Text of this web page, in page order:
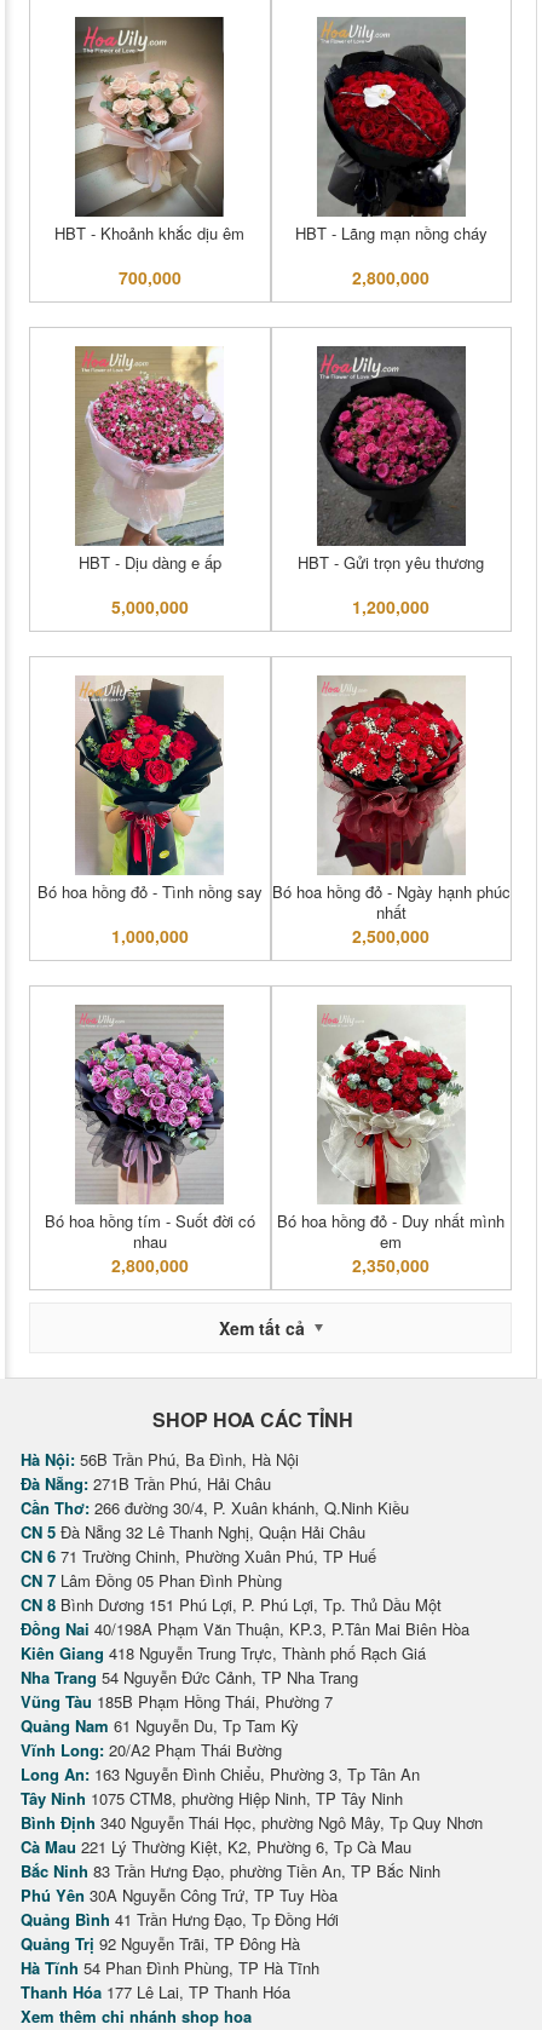
HBT - Khoảnh khắc dịu êm
700,000
HBT - Lãng mạn nồng cháy
2,800,000
HBT - Dịu dàng e ấp
5,000,000
HBT - Gửi trọn yêu thương
1,200,000
Bó hoa hồng đỏ - Tình nồng say
1,000,000
Bó hoa hồng đỏ - Ngày hạnh phúc
nhất
2,500,000
Bó hoa hồng tím - Suốt đời có
nhau
2,800,000
Bó hoa hồng đỏ - Duy nhất mình
em
2,350,000
Xem tất cả
SHOP HOA CÁC TỈNH
Hà Nội: 56B Trần Phú, Ba Đình, Hà Nội
Đà Nẵng: 271B Trần Phú, Hải Châu
Cần Thơ: 266 đường 30/4, P. Xuân khánh, Q.Ninh Kiều
CN 5 Đà Nẵng 32 Lê Thanh Nghị, Quận Hải Châu
CN 6 71 Trường Chinh, Phường Xuân Phú, TP Huế
CN 7 Lâm Đồng 05 Phan Đình Phùng
CN 8 Bình Dương 151 Phú Lợi, P. Phú Lợi, Tp. Thủ Dầu Một
Đồng Nai 40/198A Phạm Văn Thuận, KP.3, P.Tân Mai Biên Hòa
Kiên Giang 418 Nguyễn Trung Trực, Thành phố Rạch Giá
Nha Trang 54 Nguyễn Đức Cảnh, TP Nha Trang
Vũng Tàu 185B Phạm Hồng Thái, Phường 7
Quảng Nam 61 Nguyễn Du, Tp Tam Kỳ
Vĩnh Long: 20/A2 Phạm Thái Bường
Long An: 163 Nguyễn Đình Chiểu, Phường 3, Tp Tân An
Tây Ninh 1075 CTM8, phường Hiệp Ninh, TP Tây Ninh
Bình Định 340 Nguyễn Thái Học, phường Ngô Mây, Tp Quy Nhơn
Cà Mau 221 Lý Thường Kiệt, K2, Phường 6, Tp Cà Mau
Bắc Ninh 83 Trần Hưng Đạo, phường Tiền An, TP Bắc Ninh
Phú Yên 30A Nguyễn Công Trứ, TP Tuy Hòa
Quảng Bình 41 Trần Hưng Đạo, Tp Đồng Hới
Quảng Trị 92 Nguyễn Trãi, TP Đông Hà
Hà Tĩnh 54 Phan Đình Phùng, TP Hà Tĩnh
Thanh Hóa 177 Lê Lai, TP Thanh Hóa
Xem thêm chi nhánh shop hoa